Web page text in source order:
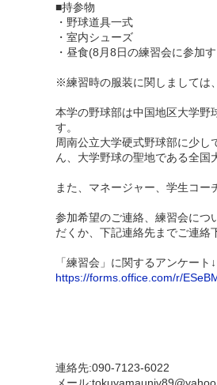
■持参物
・野球道具一式
・室内シューズ
・昼食(8月8日の練習会に参加
※練習時の服装に関しましては
本学の野球部は中国地区大学野
す。
周南公立大学硬式野球部に少
ん、大学野球の聖地である全
また、マネージャー、学生コ
参加希望のご連絡、練習会につ
だくか、下記連絡先までご連絡
「練習会」に関するアンケート
https://forms.office.com/r/
連絡先:090-7123-6022